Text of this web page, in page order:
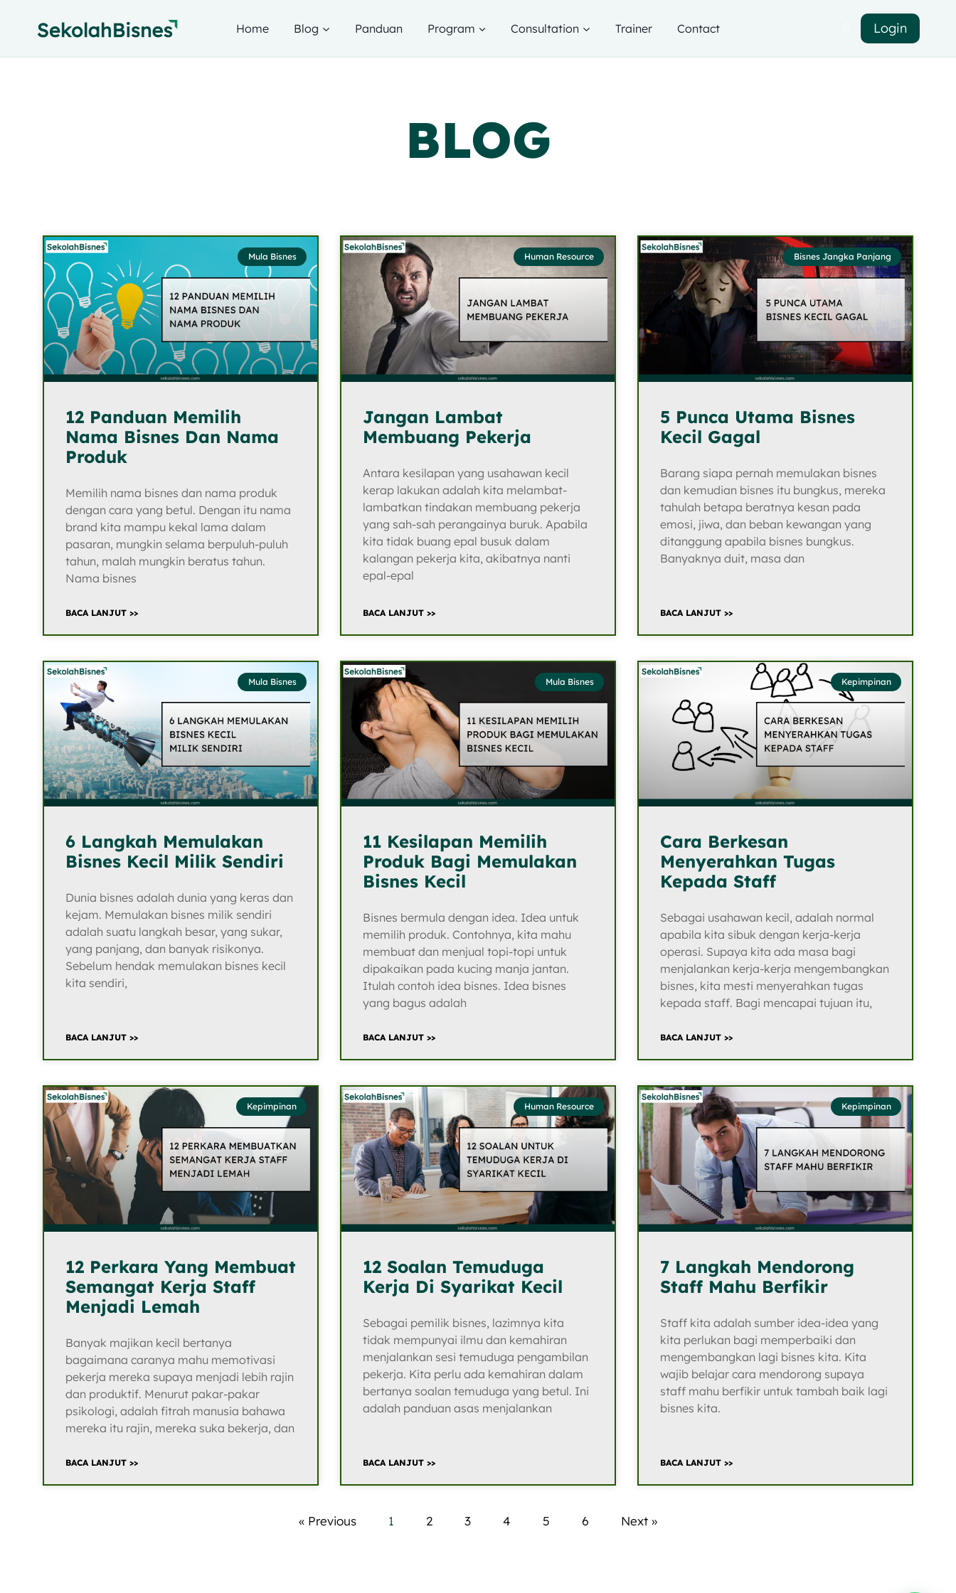
Home Blog Panduan Program Consultation Trainer Contact Login
BLOG
Mula Bisnes
12 Panduan Memilih
Nama Bisnes Dan Nama
Produk
Memilih nama bisnes dan nama produk
dengan cara yang betul. Dengan itu nama
brand kita mampu kekal lama dalam
pasaran, mungkin selama berpuluh-puluh
tahun, malah mungkin beratus tahun.
Nama bisnes
BACA LANJUT >>
Human Resource
Jangan Lambat
Membuang Pekerja
Antara kesilapan yang usahawan kecil
kerap lakukan adalah kita melambat-
lambatkan tindakan membuang pekerja
yang sah-sah perangainya buruk. Apabila
kita tidak buang epal busuk dalam
kalangan pekerja kita, akibatnya nanti
epal-epal
BACA LANJUT >>
Bisnes Jangka Panjang
5 Punca Utama Bisnes
Kecil Gagal
Barang siapa pernah memulakan bisnes
dan kemudian bisnes itu bungkus, mereka
tahulah betapa beratnya kesan pada
emosi, jiwa, dan beban kewangan yang
ditanggung apabila bisnes bungkus.
Banyaknya duit, masa dan
BACA LANJUT >>
Mula Bisnes
6 Langkah Memulakan
Bisnes Kecil Milik Sendiri
Dunia bisnes adalah dunia yang keras dan
kejam. Memulakan bisnes milik sendiri
adalah suatu langkah besar, yang sukar,
yang panjang, dan banyak risikonya.
Sebelum hendak memulakan bisnes kecil
kita sendiri,
BACA LANJUT >>
Mula Bisnes
11 Kesilapan Memilih
Produk Bagi Memulakan
Bisnes Kecil
Bisnes bermula dengan idea. Idea untuk
memilih produk. Contohnya, kita mahu
membuat dan menjual topi-topi untuk
dipakaikan pada kucing manja jantan.
Itulah contoh idea bisnes. Idea bisnes
yang bagus adalah
BACA LANJUT >>
Kepimpinan
Cara Berkesan
Menyerahkan Tugas
Kepada Staff
Sebagai usahawan kecil, adalah normal
apabila kita sibuk dengan kerja-kerja
operasi. Supaya kita ada masa bagi
menjalankan kerja-kerja mengembangkan
bisnes, kita mesti menyerahkan tugas
kepada staff. Bagi mencapai tujuan itu,
BACA LANJUT >>
Kepimpinan
12 Perkara Yang Membuat
Semangat Kerja Staff
Menjadi Lemah
Banyak majikan kecil bertanya
bagaimana caranya mahu memotivasi
pekerja mereka supaya menjadi lebih rajin
dan produktif. Menurut pakar-pakar
psikologi, adalah fitrah manusia bahawa
mereka itu rajin, mereka suka bekerja, dan
BACA LANJUT >>
Human Resource
12 Soalan Temuduga
Kerja Di Syarikat Kecil
Sebagai pemilik bisnes, lazimnya kita
tidak mempunyai ilmu dan kemahiran
menjalankan sesi temuduga pengambilan
pekerja. Kita perlu ada kemahiran dalam
bertanya soalan temuduga yang betul. Ini
adalah panduan asas menjalankan
BACA LANJUT >>
Kepimpinan
7 Langkah Mendorong
Staff Mahu Berfikir
Staff kita adalah sumber idea-idea yang
kita perlukan bagi memperbaiki dan
mengembangkan lagi bisnes kita. Kita
wajib belajar cara mendorong supaya
staff mahu berfikir untuk tambah baik lagi
bisnes kita.
BACA LANJUT >>
« Previous 1 2 3 4 5 6 Next »